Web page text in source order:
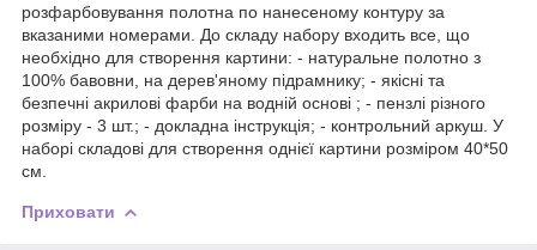
розфарбовування полотна по нанесеному контуру за
вказаними номерами. До складу набору входить все, що
необхідно для створення картини: - натуральне полотно з
100% бавовни, на дерев'яному підрамнику; - якісні та
безпечні акрилові фарби на водній основі ; - пензлі різного
розміру - 3 шт.; - докладна інструкція; - контрольний аркуш. У
наборі складові для створення однієї картини розміром 40*50
см.
Приховати